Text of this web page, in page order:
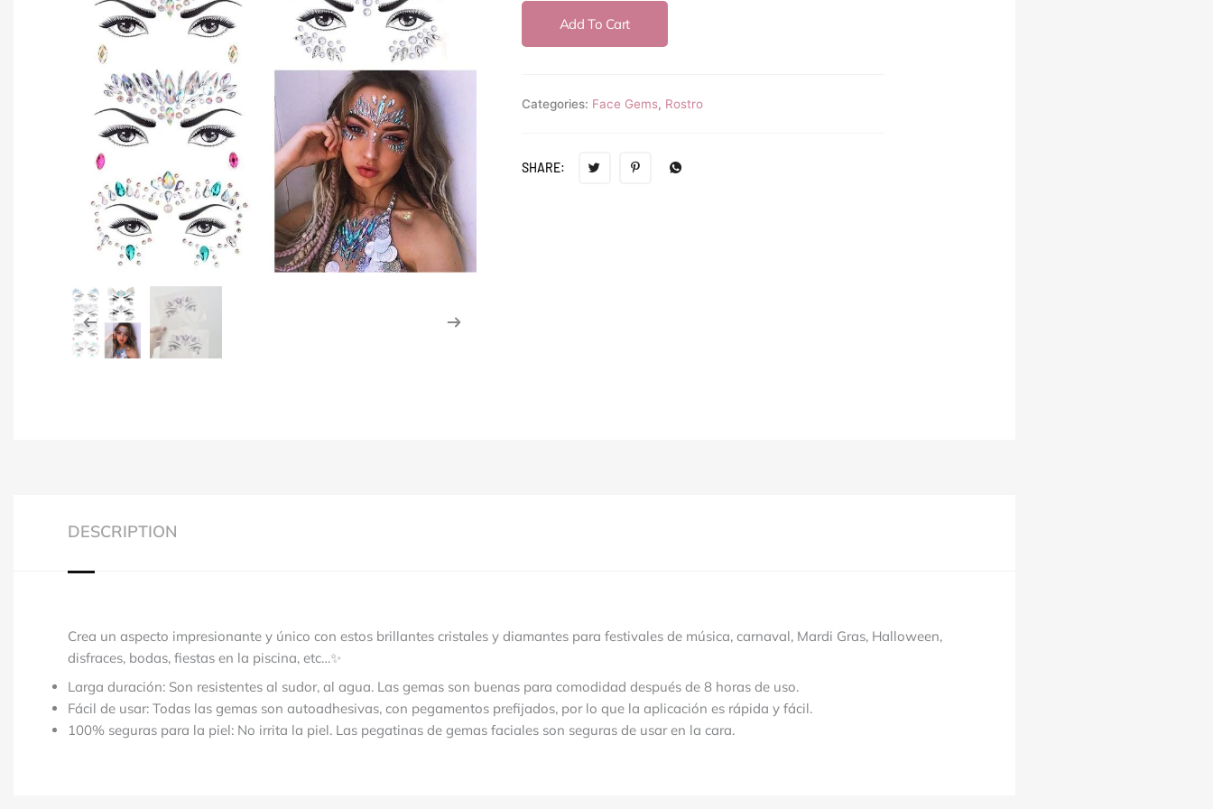
quantity
Add To Cart
Categories: Face Gems, Rostro
SHARE:
DESCRIPTION
Crea un aspecto impresionante y único con estos brillantes cristales y diamantes para festivales de música, carnaval, Mardi Gras, Halloween,
disfraces, bodas, fiestas en la piscina, etc…✨
Larga duración: Son resistentes al sudor, al agua. Las gemas son buenas para comodidad después de 8 horas de uso.
Fácil de usar: Todas las gemas son autoadhesivas, con pegamentos prefijados, por lo que la aplicación es rápida y fácil.
100% seguras para la piel: No irrita la piel. Las pegatinas de gemas faciales son seguras de usar en la cara.